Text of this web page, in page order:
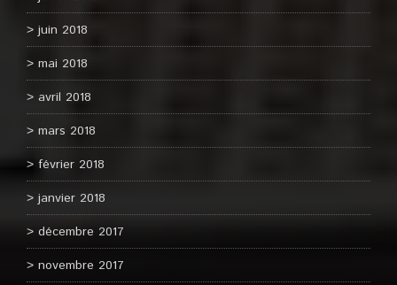
juin 2018
mai 2018
avril 2018
mars 2018
février 2018
janvier 2018
décembre 2017
novembre 2017